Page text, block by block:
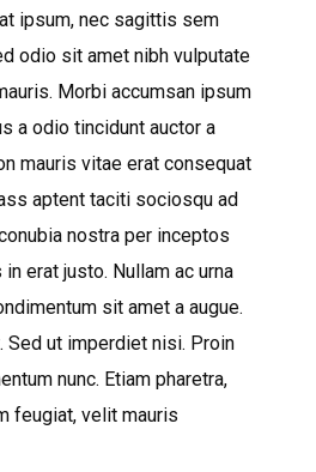
ipsum, nec sagittis sem
odio sit amet nibh vulputate
Morbi accumsan ipsum
a odio tincidunt auctor a
mauris vitae erat consequat
aptent taciti sociosqu ad
nostra per inceptos
erat justo. Nullam ac urna
sit amet a augue.
Sed ut imperdiet nisi. Proin
nunc. Etiam pharetra,
feugiat, velit mauris